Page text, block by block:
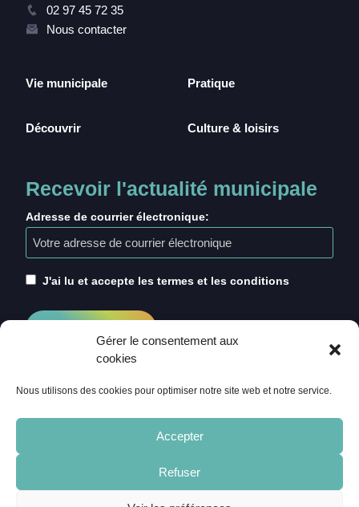
Gérer le consentement aux
cookies
Nous utilisons des cookies pour optimiser notre site web et notre service.
Accepter
Refuser
02 97 45 72 35
Nous contacter
Vie municipale
Découvrir
Pratique
Culture & loisirs
Recevoir l'actualité municipale
Adresse de courrier électronique:
J'ai lu et accepte les termes et les conditions
CRÉDITS